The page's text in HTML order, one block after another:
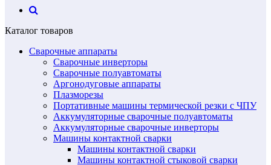
Каталог товаров
Сварочные аппараты
Сварочные инверторы
Сварочные полуавтоматы
Аргонодуговые аппараты
Плазморезы
Портативные машины термической резки с ЧПУ
Аккумуляторные сварочные полуавтоматы
Аккумуляторные сварочные инверторы
Машины контактной сварки
Машины контактной сварки
Машины контактной стыковой сварки